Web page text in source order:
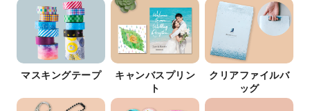
マスキングテープ
キャンバスプリン
ト
クリアファイルバ
ッグ